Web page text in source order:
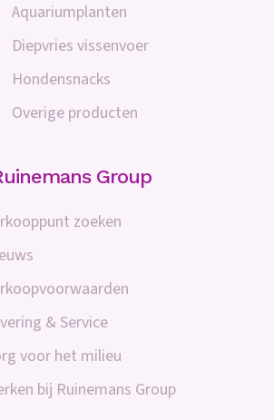
Aquariumplanten
Diepvries vissenvoer
Hondensnacks
Overige producten
Group
zoeken
& Service
voor het milieu
bij Ruinemans Group